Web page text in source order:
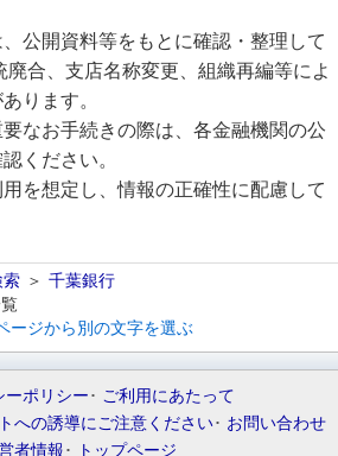
公開資料等をもとに確認・整理して
廃合、支店名称変更、組織再編等によ
ります。
なお手続きの際は、各金融機関の公
ください。
を想定し、情報の正確性に配慮して
索
千葉銀行
ージから別の文字を選ぶ
ーポリシー
ご利用にあたって
への誘導にご注意ください
お問い合わせ
者情報
トップページ